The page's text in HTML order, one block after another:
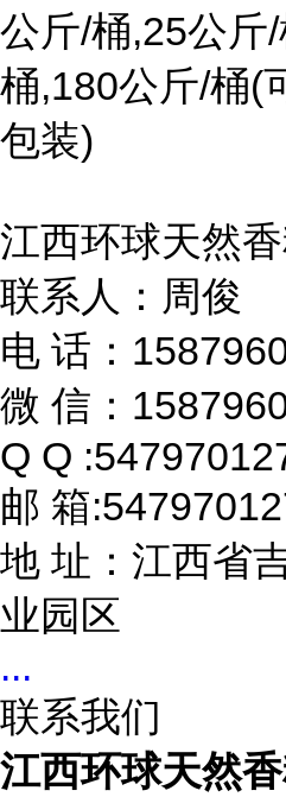
公斤/桶,25公斤
桶,180公斤/桶(
包装)
江西环球天然
联系人：周俊
电 话：
微 信：
Q Q
邮 箱
地 址：江西省
业园区
...
联系我们
江西环球天然